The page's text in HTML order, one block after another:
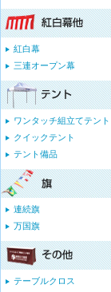
紅白幕
三連オープン幕
ワンタッチ組立てテント
クイックテント
テント備品
連続旗
万国旗
テーブルクロス